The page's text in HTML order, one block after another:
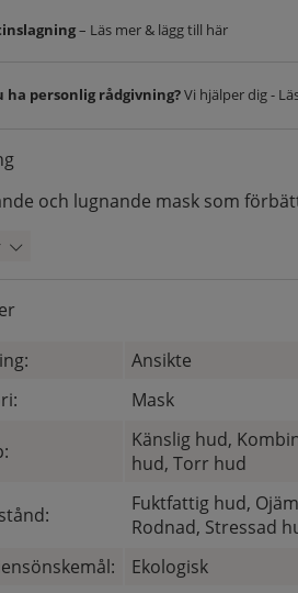
– Läs mer & lägg till här
ha personlig rådgivning?Vi hjälper dig -
och lugnande mask som
Ansikte
Mask
Känslig hud,
hud, Torr hud
Fuktfattig hud,
Rodnad, Stressad
Ekologisk